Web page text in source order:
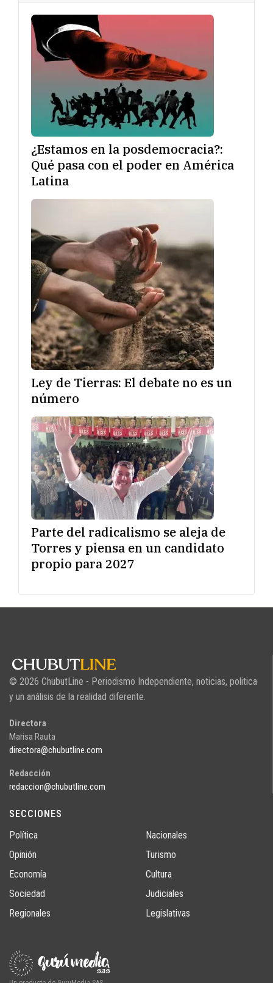
¿Estamos en la posdemocracia?:
Qué pasa con el poder en América
Latina
Ley de Tierras: El debate no es un
número
Parte del radicalismo se aleja de
Torres y piensa en un candidato
propio para 2027
© 2026 ChubutLine - Periodismo Independiente, noticias, politica
y un análisis de la realidad diferente.
Directora
Marisa Rauta
directora@chubutline.com
Redacción
redaccion@chubutline.com
SECCIONES
Política
Opinión
Economía
Sociedad
Regionales
Nacionales
Turismo
Cultura
Judiciales
Legislativas